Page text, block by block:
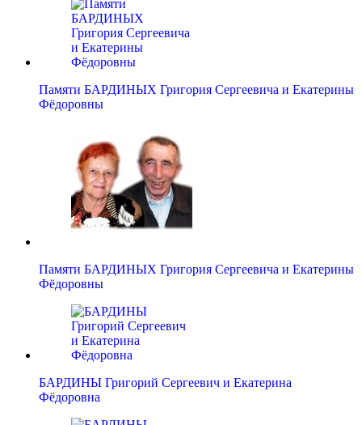
Памяти БАРДИНЫХ Григория Сергеевича и Екатерины
Фёдоровны
Памяти БАРДИНЫХ Григория Сергеевича и Екатерины
Фёдоровны
БАРДИНЫ Григорий Сергеевич и Екатерина
Фёдоровна